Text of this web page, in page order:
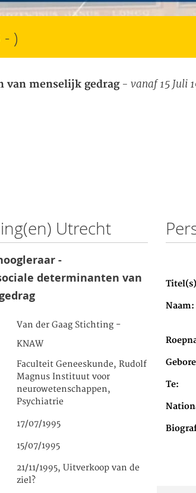
)
van menselijk gedrag- vanaf 15 Juli
Utrecht
-
determinanten van
Van der Gaag Stichting -
KNAW
Faculteit Geneeskunde, Rudolf
Magnus Instituut voor
neurowetenschappen,
Psychiatrie
17/07/1995
15/07/1995
21/11/1995, Uitverkoop van de
ziel?
Titel(s)
Naam
Te